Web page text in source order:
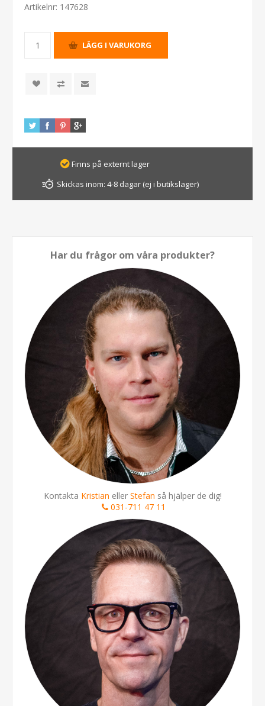
Artikelnr: 147628
Finns på externt lager
Skickas inom: 4-8 dagar (ej i butikslager)
Har du frågor om våra produkter?
Kontakta Kristian eller Stefan så hjälper de dig!
031-711 47 11